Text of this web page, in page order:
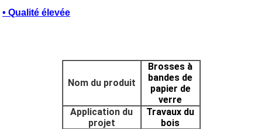
• Qualité élevée
Nom du produit
Brosses à
bandes de
papier de
verre
Application du
projet
Travaux du
bois